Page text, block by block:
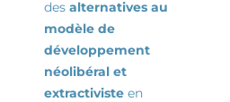
des alternatives au
modèle de
développement
néolibéral et
extractiviste en